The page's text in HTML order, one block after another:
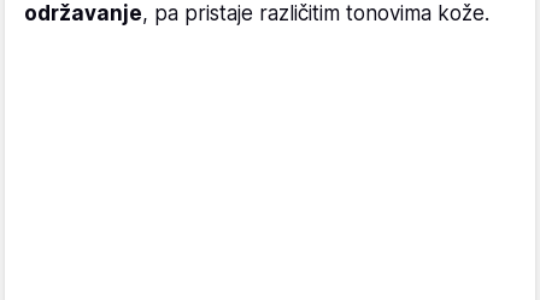
održavanje, pa pristaje različitim tonovima kože.